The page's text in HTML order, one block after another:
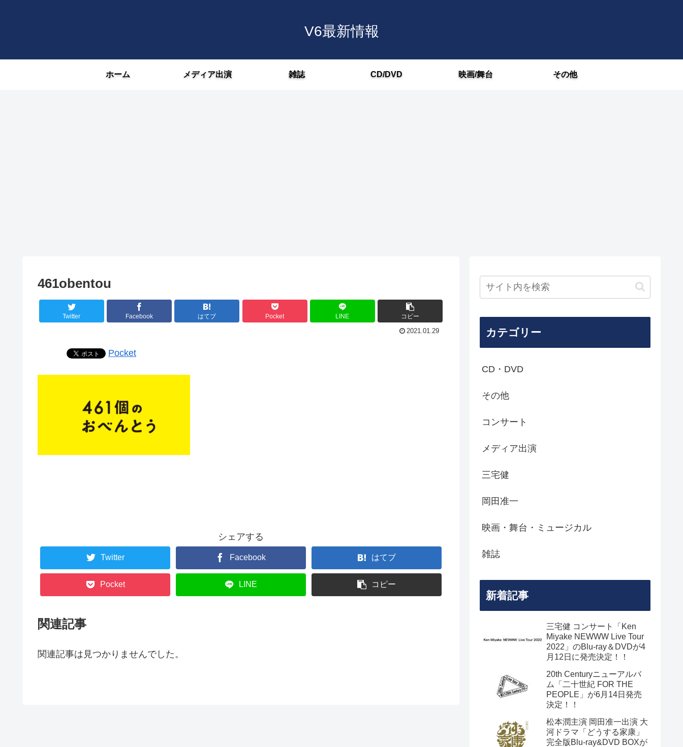
V6最新情報
ホーム メディア出演 雑誌 CD/DVD 映画/舞台 その他
461obentou
Twitter Facebook はてブ Pocket LINE コピー
2021.01.29
Pocket
シェアする
Twitter Facebook はてブ
Pocket LINE コピー
関連記事
関連記事は見つかりませんでした。
カテゴリー
CD・DVD
その他
コンサート
メディア出演
三宅健
岡田准一
映画・舞台・ミュージカル
雑誌
新着記事
三宅健 コンサート「Ken
Miyake NEWWW Live Tour
2022」のBlu-ray＆DVDが4
月12日に発売決定！！
20th Centuryニューアルバ
ム「二十世紀 FOR THE
PEOPLE」が6月14日発売
決定！！
松本潤主演 岡田准一出演 大
河ドラマ「どうする家康」
完全版Blu-ray&DVD BOXが